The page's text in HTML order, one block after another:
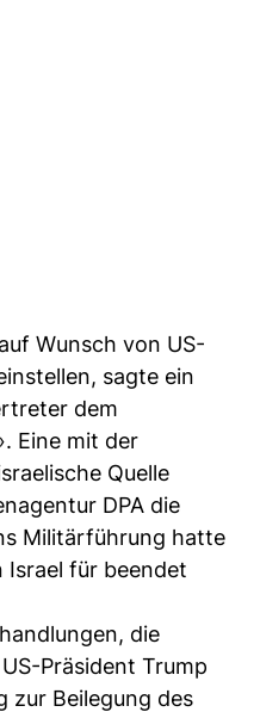
Wunsch von US-
sagte ein
dem
Eine mit der
Quelle
DPA die
Militärführung hatte
für beendet
die
Präsident Trump
zur Beilegung des